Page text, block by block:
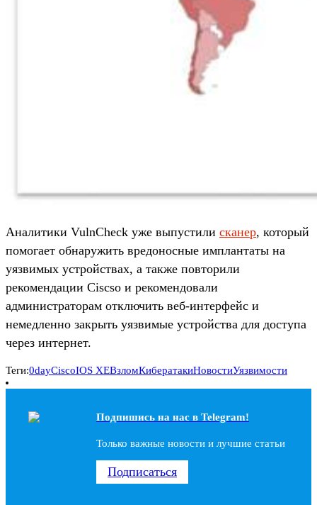
Аналитики VulnCheck уже выпустили сканер, который
помогает обнаружить вредоносные имплантаты на
уязвимых устройствах, а также повторили
рекомендации Ciscso и рекомендовали
администраторам отключить веб-интерфейс и
немедленно закрыть уязвимые устройства для доступа
через интернет.
Теги:0dayCiscoIOS XEВзломКибератакиНовостиУязвимости
Подпишись на наc в Telegram!
Только важные новости и лучшие статьи
Подписаться